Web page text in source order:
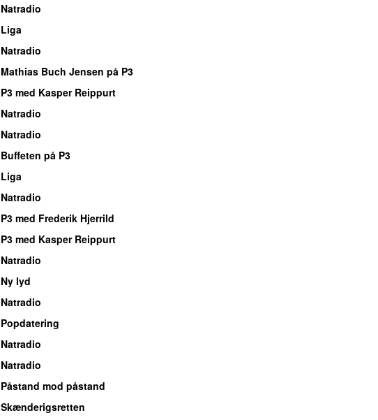
Natradio
Liga
Natradio
Mathias Buch Jensen på P3
P3 med Kasper Reippurt
Natradio
Natradio
Buffeten på P3
Liga
Natradio
P3 med Frederik Hjerrild
P3 med Kasper Reippurt
Natradio
Ny lyd
Natradio
Popdatering
Natradio
Natradio
Påstand mod påstand
Skænderigsretten